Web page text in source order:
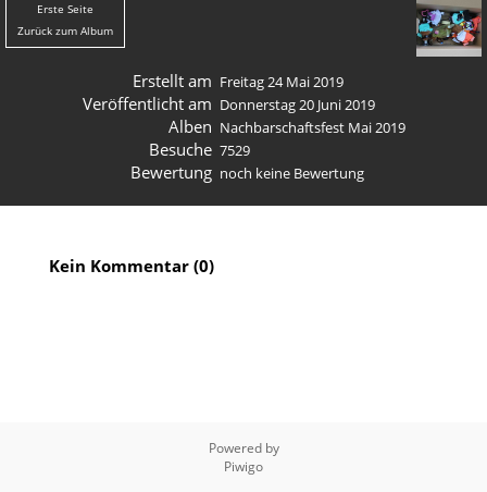
Erste Seite
Zurück zum Album
Erstellt am Freitag 24 Mai 2019
Veröffentlicht am Donnerstag 20 Juni 2019
Alben Nachbarschaftsfest Mai 2019
Besuche 7529
Bewertung noch keine Bewertung
Kein Kommentar (0)
Powered by
Piwigo